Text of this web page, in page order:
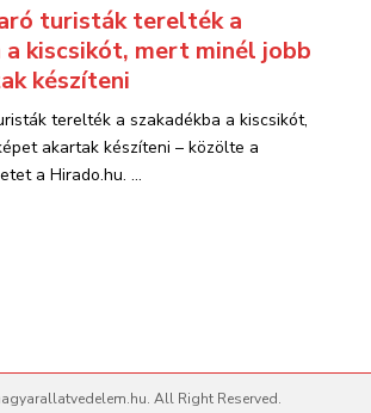
turisták terelték a
a kiscsikót, mert minél jobb
készíteni
terelték a szakadékba a kiscsikót,
akartak készíteni – közölte a
a Hirado.hu. ...
All Right Reserved.